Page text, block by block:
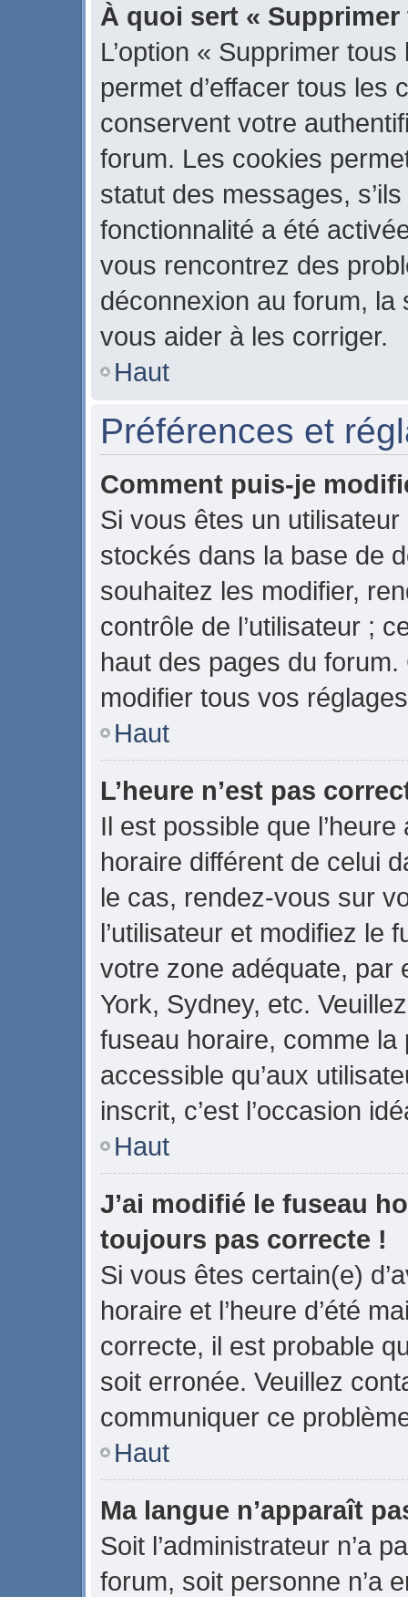
À quoi sert «
L’option « Supprimer
permet d’effacer tous les
conservent votre
forum. Les cookies
statut des messages,
fonctionnalité a été
vous rencontrez des
déconnexion au forum,
vous aider à les corriger.
Haut
Préférences et
Comment puis-je
Si vous êtes un
stockés dans la base de
souhaitez les modifier,
contrôle de l’utilisateur ;
haut des pages du
modifier tous vos
Haut
L’heure n’est pas
Il est possible que
horaire différent de celui
le cas, rendez-vous sur
l’utilisateur et modifiez le
votre zone adéquate, par
York, Sydney, etc.
fuseau horaire, comme la
accessible qu’aux
inscrit, c’est l’occasion
Haut
J’ai modifié le fuseau
toujours pas correcte !
Si vous êtes certain(e)
horaire et l’heure d’été
correcte, il est probable
soit erronée. Veuillez
communiquer ce
Haut
Ma langue n’apparaît
Soit l’administrateur n’a
forum, soit personne n’a